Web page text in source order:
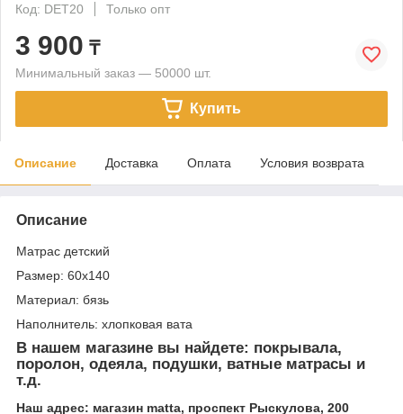
Код: DET20
Только опт
3 900 ₸
Минимальный заказ — 50000 шт.
Купить
Описание Доставка Оплата Условия возврата
Описание
Матрас детский
Размер: 60х140
Материал: бязь
Наполнитель: хлопковая вата
В нашем магазине вы найдете: покрывала,
поролон, одеяла, подушки, ватные матрасы и
т.д.
Наш адрес: магазин matta, проспект Рыскулова, 200